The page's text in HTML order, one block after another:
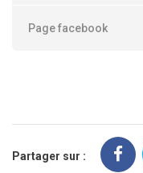
Page facebook
Partager sur :